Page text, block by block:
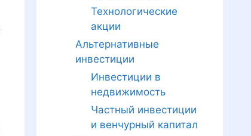
Технологические
акции
Альтернативные
инвестиции
Инвестиции в
недвижимость
Частный инвестиции
и венчурный капитал